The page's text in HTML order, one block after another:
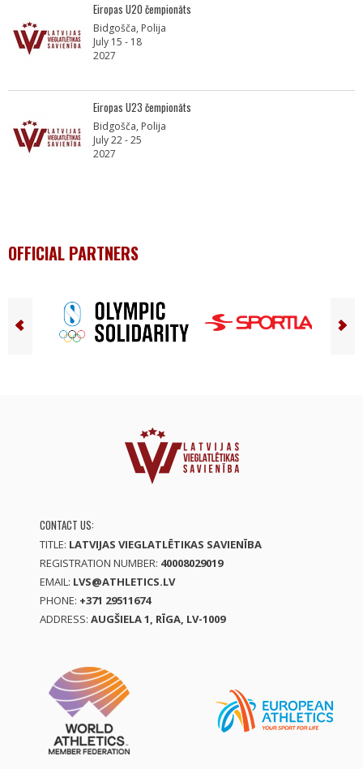
Eiropas U20 čempionāts
Bidgošča, Polija
July 15 - 18
2027
Eiropas U23 čempionāts
Bidgošča, Polija
July 22 - 25
2027
OFFICIAL PARTNERS
CONTACT US:
TITLE: LATVIJAS VIEGLATLĒTIKAS SAVIENĪBA
REGISTRATION NUMBER: 40008029019
EMAIL: LVS@ATHLETICS.LV
PHONE: +371 29511674
ADDRESS: AUGŠIELA 1, RĪGA, LV-1009